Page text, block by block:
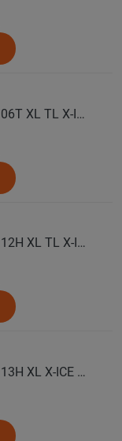
MICHELIN Автошина 265/40 R22 106T XL TL X-ICE SNOW SUV зима
MICHELIN Автошина 265/50 R22 112H XL TL X-ICE SNOW SUV зима
MICHELIN Автошина 265/55 R20 113H XL X-ICE SNOW SUV зима